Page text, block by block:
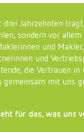
drei Jahrzehnten
sondern vor allem
und Makler,
und
die Vertrauen in
gemeinsam mit uns
für das, was uns